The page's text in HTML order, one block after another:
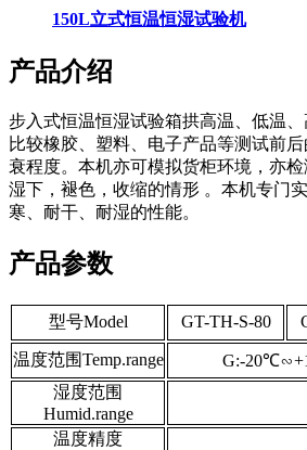
150L立式恒温恒湿试验机
产品介绍
步入式恒温恒湿试验箱拱高温、低温
比较橡胶、塑料、电子产品等测试前
衰程度。本机亦可模拟货柜环境，亦
湿下，褪色，收缩的情形 。本机专门
寒、耐干、耐湿的性能。
产品参数
型号Model GT-TH-S-80
温度范围Temp.range
G:-
湿度范围
Humid.range
温度精度